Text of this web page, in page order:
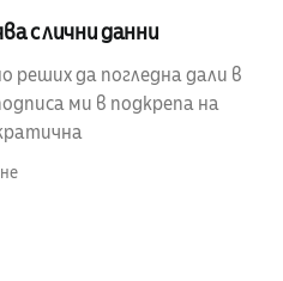
с лични данни
реших да погледна дали в
ми в подкрепа на